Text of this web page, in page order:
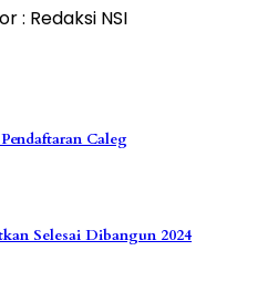
: Redaksi NSI
Caleg
Selesai Dibangun 2024